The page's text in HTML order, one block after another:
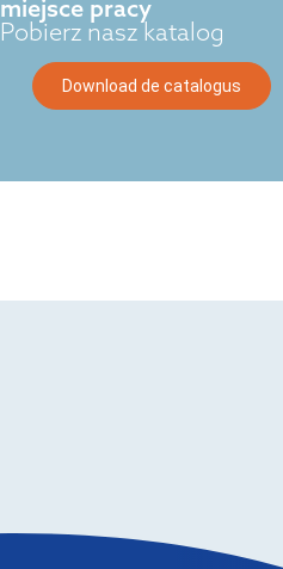
miejsce pracy
Pobierz nasz katalog
Download de catalogus